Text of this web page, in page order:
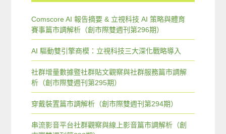
Comscore AI 報告摘要 & 立視科技 AI 策略與體育
賽事篇市調解析（創市際雙週刊第296期）
AI 驅動雙引擎商模：立視科技三大深化戰略導入
社群增量數據暨社群貼文觀察與社群服務篇市調解
析（創市際雙週刊第295期）
穿戴裝置篇市調解析（創市際雙週刊第294期）
串流影音平台社群觀察與線上影音篇市調解析（創